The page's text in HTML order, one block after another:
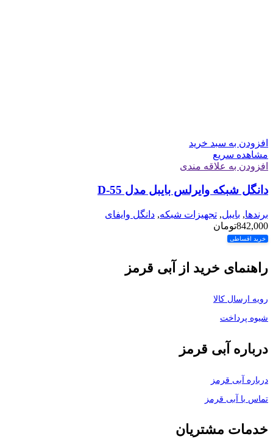
افزودن به سبد خرید
مشاهده سریع
افزودن به علاقه مندی
دانگل شبکه وایرلس بایبل مدل D-55
برندها, بایبل, تجهیزات شبکه, دانگل وایفای
842,000تومان
خرید اقساطی
راهنمای خرید از آبی قرمز
رویه ارسال کالا
شیوه پرداخت
درباره آبی قرمز
درباره آبی قرمز
تماس با آبی قرمز
خدمات مشتریان